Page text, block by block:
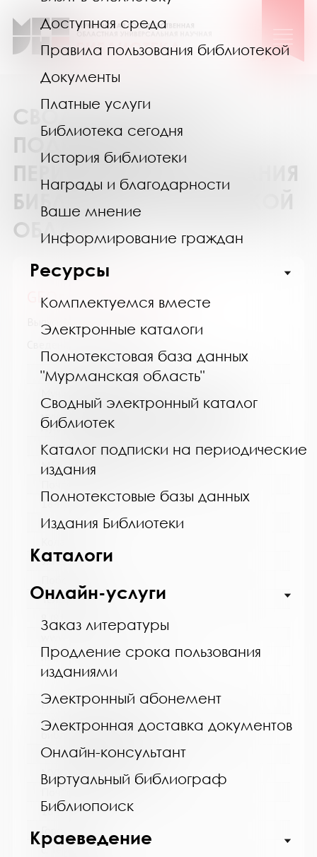
Доступная среда
Правила пользования библиотекой
Документы
Платные услуги
Библиотека сегодня
История библиотеки
Награды и благодарности
Ваше мнение
Информирование граждан
Ресурсы
Комплектуемся вместе
Электронные каталоги
Полнотекстовая база данных
"Мурманская область"
Сводный электронный каталог
библиотек
Каталог подписки на периодические
издания
Полнотекстовые базы данных
Издания Библиотеки
Каталоги
Онлайн-услуги
Заказ литературы
Продление срока пользования
изданиями
Электронный абонемент
Электронная доставка документов
Онлайн-консультант
Виртуальный библиограф
Библиопоиск
Краеведение
СВОДНЫЙ КАТАЛОГ
ПОДПИСКИ НА
ПЕРИОДИЧЕСКИЕ ИЗДАНИЯ
БИБЛИОТЕК МУРМАНСКОЙ
ОБЛАСТИ
GEOленок / ГЕОленок
Выпуск №7 / 8 от 2015 года
Название библиотеки:
культуры "Кольская детская библиотека"
муниципального образования Кольский
муниципальный округ Мурманской области
Сокращенное название:
МБУК "Кольская детская библиотека"
184381
Город:
Улица, дом:
Телефон:
8 (81553) 3-35-48
https://bibliokinder.kulturu.ru
Название библиотеки:
МБ Кольского района, Териберская сельская
библиотека - филиал
Сокращенное название:
МУК "МБ Кольского района"
184630
с. Териберка